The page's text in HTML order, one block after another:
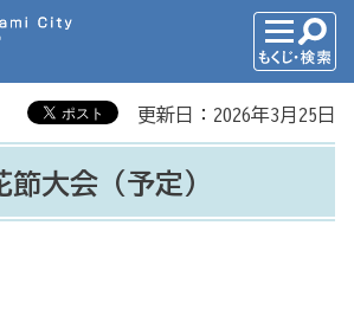
更新日：2026年3月25日
節大会（予定）